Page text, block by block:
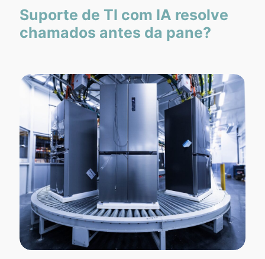
Suporte de TI com IA resolve
chamados antes da pane?